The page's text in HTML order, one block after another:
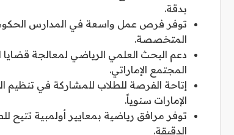
بدقة.
توفر فرص عمل واسعة في المدارس
المتخصصة.
دعم البحث العلمي الرياضي لمعالجة قضايا
المجتمع الإماراتي.
إتاحة الفرصة للطلاب للمشاركة في تنظيم
الإمارات سنوياً.
توفر مرافق رياضية بمعايير أولمبية تتيح
الدقيقة.